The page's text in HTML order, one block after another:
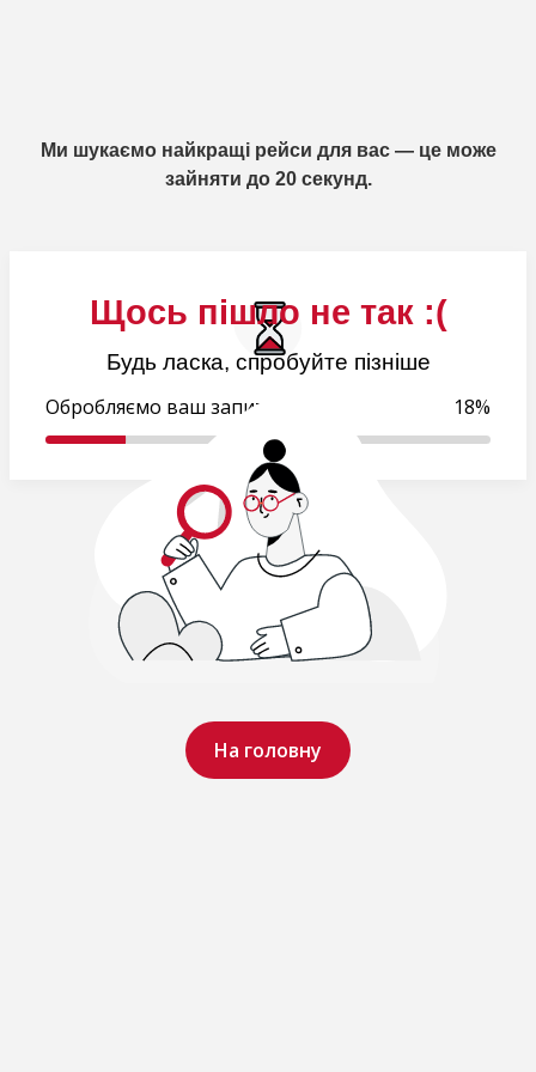
Щось пішло не так :(
Будь ласка, спробуйте пізніше
На головну
Ми шукаємо найкращі рейси для вас — це може
зайняти до 20 секунд.
Обробляємо ваш запит.. 18%